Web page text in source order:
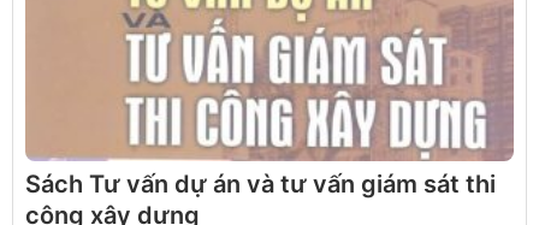
Sách Tư vấn dự án và tư vấn giám sát thi
công xây dựng